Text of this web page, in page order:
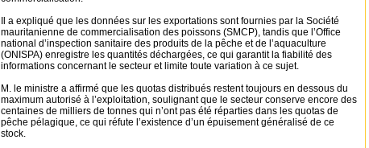
Il a expliqué que les données sur les exportations sont fournies par la Société
mauritanienne de commercialisation des poissons (SMCP), tandis que l’Office
national d’inspection sanitaire des produits de la pêche et de l’aquaculture
(ONISPA) enregistre les quantités déchargées, ce qui garantit la fiabilité des
informations concernant le secteur et limite toute variation à ce sujet.
M. le ministre a affirmé que les quotas distribués restent toujours en dessous du
maximum autorisé à l’exploitation, soulignant que le secteur conserve encore des
centaines de milliers de tonnes qui n’ont pas été réparties dans les quotas de
pêche pélagique, ce qui réfute l’existence d’un épuisement généralisé de ce
stock.